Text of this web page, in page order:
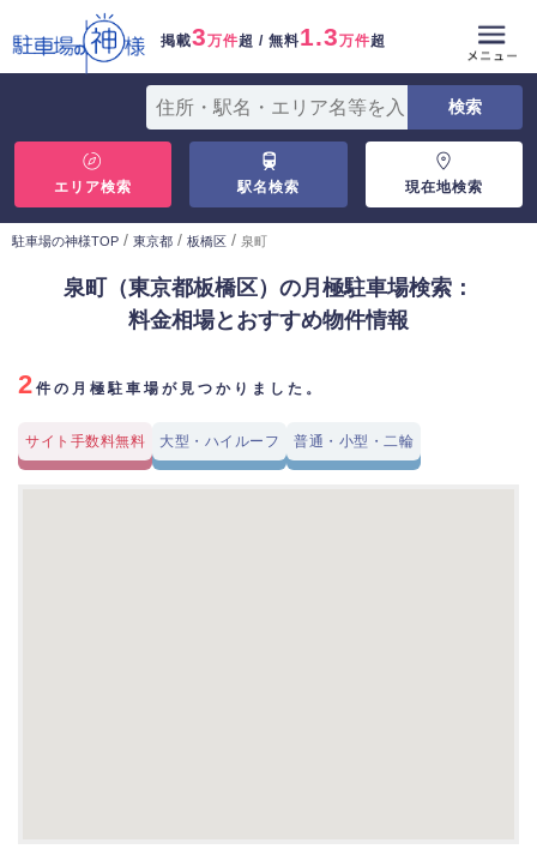
掲載3万件超 / 無料1.3万件超
エリア検索 駅名検索 現在地検索
駐車場の神様TOP / 東京都 / 板橋区 / 泉町
泉町（東京都板橋区）の月極駐車場検索：
料金相場とおすすめ物件情報
2 件の月極駐車場が見つかりました。
サイト手数料無料 大型・ハイルーフ 普通・小型・二輪